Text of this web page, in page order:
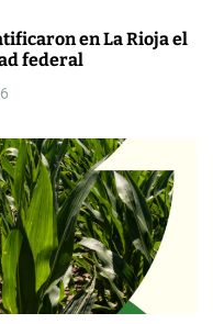
en La Rioja el
federal